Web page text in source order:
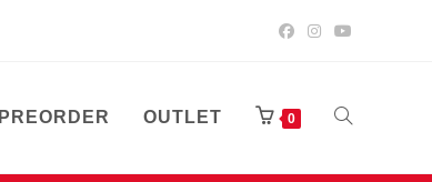
PREORDER OUTLET 0 TOGGLE